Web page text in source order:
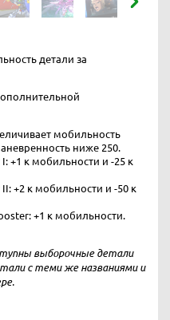
детали за
мобильность
ниже 250.
+1 к мобильности и -25 к
+2 к мобильности и -50 к
+1 к мобильности.
выборочные детали
с теми же названиями и